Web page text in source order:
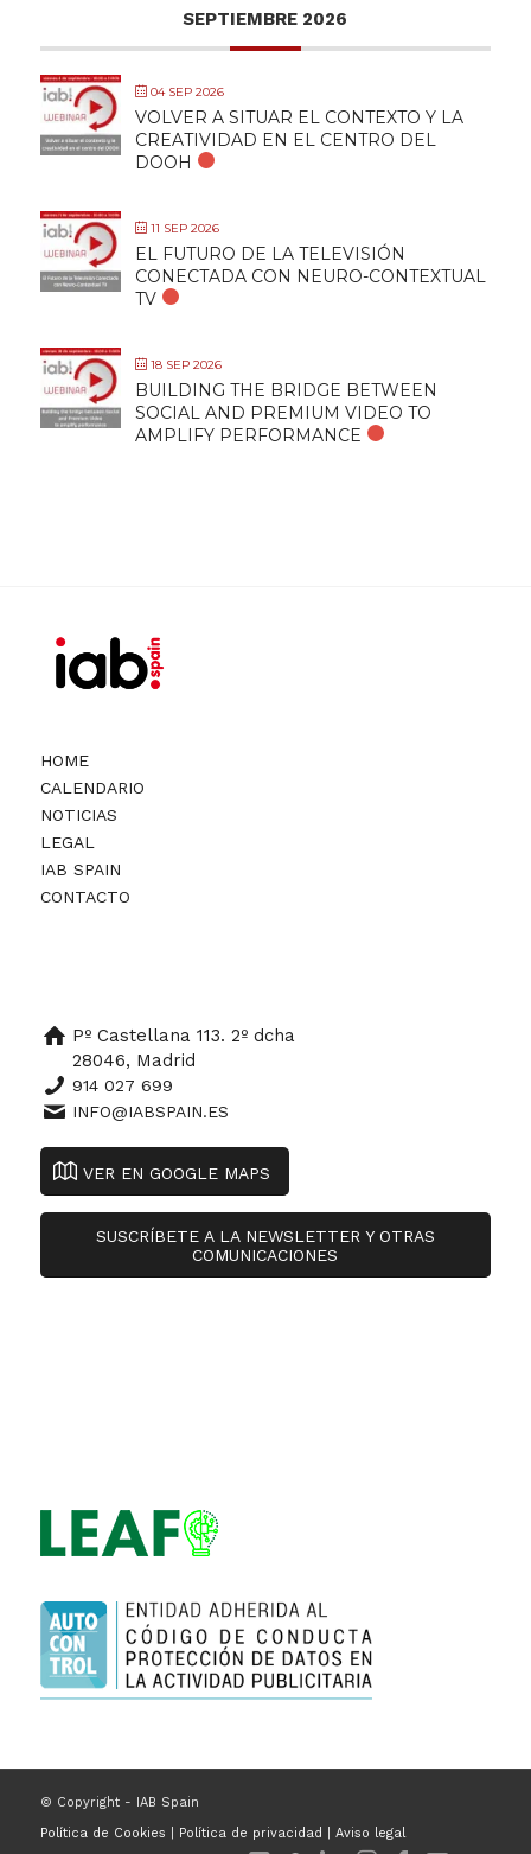
SEPTIEMBRE 2026
04 SEP 2026
VOLVER A SITUAR EL CONTEXTO Y LA
CREATIVIDAD EN EL CENTRO DEL
DOOH
11 SEP 2026
EL FUTURO DE LA TELEVISIÓN
CONECTADA CON NEURO-CONTEXTUAL
TV
18 SEP 2026
BUILDING THE BRIDGE BETWEEN
SOCIAL AND PREMIUM VIDEO TO
AMPLIFY PERFORMANCE
HOME
CALENDARIO
NOTICIAS
LEGAL
IAB SPAIN
CONTACTO
Pº Castellana 113. 2º dcha
28046, Madrid
914 027 699
INFO@IABSPAIN.ES
VER EN GOOGLE MAPS
SUSCRÍBETE A LA NEWSLETTER Y OTRAS
COMUNICACIONES
© Copyright - IAB Spain
Política de Cookies
Política de privacidad Aviso legal